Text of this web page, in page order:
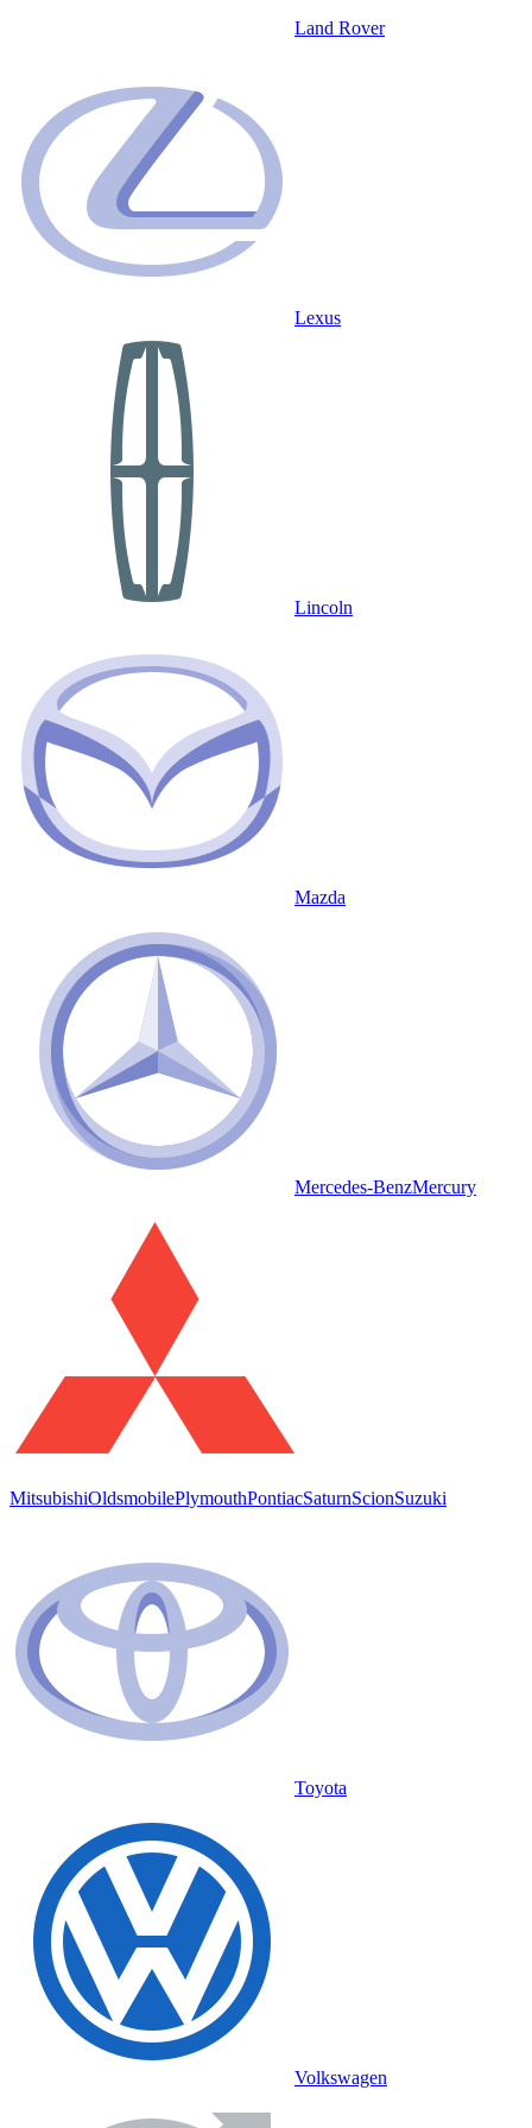
Land Rover
Lexus
Lincoln
Mazda
Mercedes-BenzMercury
MitsubishiOldsmobilePlymouthPontiacSaturnScionSuzuki
Toyota
Volkswagen